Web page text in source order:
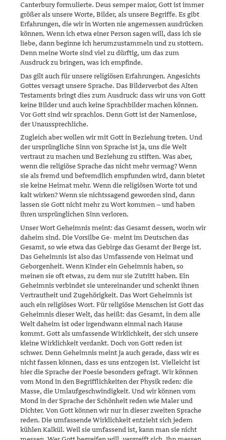
Canterbury formulierte. Deus semper maior, Gott ist immer
größer als unsere Worte, Bilder, als unsere Begriffe. Es gibt
Erfahrungen, die wir in Worten nie angemessen ausdrücken
kön­nen. Wenn ich etwa einer Person sagen will, dass ich sie
liebe, dann beginne ich herumzustammeln und zu stottern.
Denn meine Worte sind viel zu dürftig, um das zum
Ausdruck zu bringen, was ich empfinde.
Das gilt auch für unsere religiösen Erfahrungen. Angesichts
Gottes ver­sagt unsere Sprache. Das Bilderverbot des Alten
Testaments bringt dies zum Ausdruck: dass wir uns von Gott
keine Bilder und auch keine Sprach­bilder machen können.
Vor Gott sind wir sprachlos. Denn Gott ist der Namenlose,
der Unaussprechliche.
Zugleich aber wollen wir mit Gott in Beziehung treten. Und
der ur­sprüng­liche Sinn von Sprache ist ja, uns die Welt
vertraut zu machen und Beziehung zu stiften. Was aber,
wenn die religiöse Sprache das nicht mehr vermag? Wenn
sie als fremd und befremdlich empfunden wird, dann bietet
sie keine Heimat mehr. Wenn die religiösen Worte tot und
kalt wirken? Wenn sie nichtssagend geworden sind, dann
lassen sie Gott nicht mehr zu Wort kommen – und haben
ihren ursprünglichen Sinn verloren.
Unser Wort Geheimnis meint: das Gesamt dessen, worin wir
daheim sind. Die Vorsilbe Ge- meint im Deutschen das
Gesamt, so wie etwa das Gebirge das Gesamt der Berge ist.
Das Geheimnis ist also das Umfassen­de von Heimat und
Geborgenheit. Wenn Kinder ein Geheimnis haben, so
meinen sie oft etwas, zu dem nur sie Zutritt haben. Ein
Geheimnis ver­bin­det sie untereinander und schenkt ihnen
Vertrautheit und Zugehö­rigkeit. Das Wort Geheimnis ist
auch ein religiöses Wort. Für religiöse Menschen ist Gott das
Geheimnis dieser Welt, das heißt: das Gesamt, in dem alle
Welt daheim ist oder irgendwann einmal nach Hause
kommt. Gott als umfassende Wirklichkeit, der sich unsere
kleine Wirklichkeit verdankt. Doch von Gott reden ist
schwer. Denn Geheimnis meint ja auch gerade, dass wir es
nicht fassen können, dass es uns entzogen ist. Vielleicht ist
hier die Sprache der Poesie besonders gefragt. Wir können
vom Mond in den Begrifflichkeiten der Physik reden: die
Masse, die Umlaufgeschwindigkeit. Und wir können vom
Mond in der Sprache der Schönheit reden wie Maler und
Dichter. Von Gott können wir nur in dieser zweiten Sprache
reden. Die umfassende Wirklichkeit entzieht sich jedem
kühlen Kalkül. Weil sie umfassend ist, kann man sie nicht